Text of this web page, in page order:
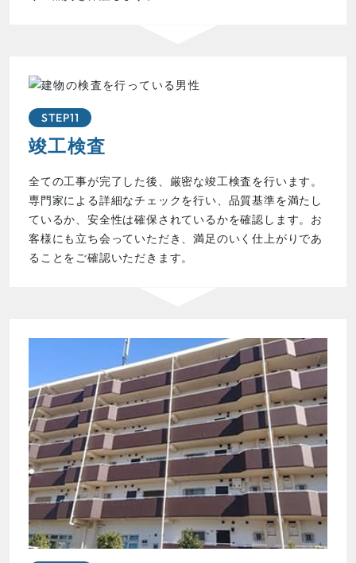
STEP11
竣工検査
全ての工事が完了した後、厳密な竣工検査を行います。
専門家による詳細なチェックを行い、品質基準を満たし
ているか、安全性は確保されているかを確認します。お
客様にも立ち会っていただき、満足のいく仕上がりであ
ることをご確認いただきます。